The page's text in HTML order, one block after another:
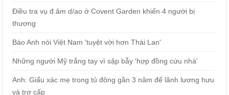
Điều tra vụ đ.âm d/ao ở Covent Garden khiến 4 người bị
thương
Báo Anh nói Việt Nam 'tuyệt vời hơn Thái Lan'
Những người Mỹ trắng tay vì sập bẫy 'hợp đồng cứu nhà'
Anh: Giấu xác mẹ trong tủ đông gần 3 năm để lãnh lương hưu
và trợ cấp